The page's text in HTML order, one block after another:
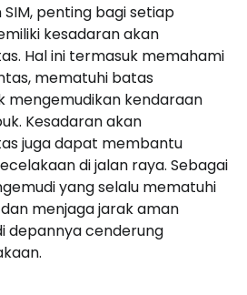
penting bagi setiap
kesadaran akan
Hal ini termasuk memahami
mematuhi batas
mengemudikan kendaraan
Kesadaran akan
juga dapat membantu
di jalan raya. Sebagai
yang selalu mematuhi
menjaga jarak aman
depannya cenderung